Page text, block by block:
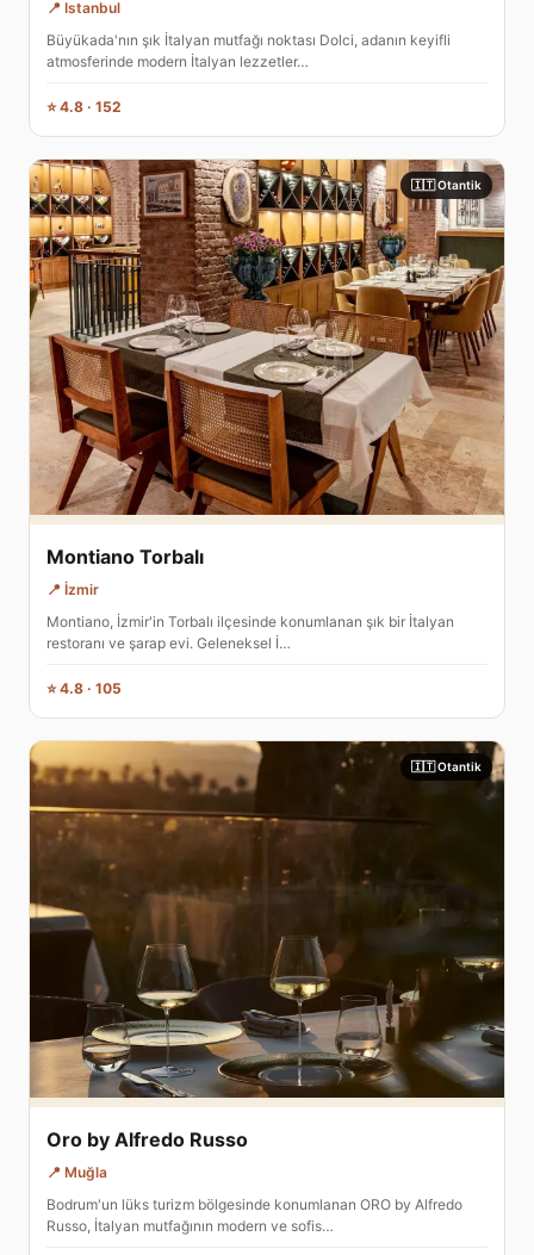
📍 Istanbul
Büyükada'nın şık İtalyan mutfağı noktası Dolci, adanın keyifli
atmosferinde modern İtalyan lezzetler…
⭐ 4.8 · 152
🇮🇹 Otantik
Montiano Torbalı
📍 İzmir
Montiano, İzmir'in Torbalı ilçesinde konumlanan şık bir İtalyan
restoranı ve şarap evi. Geleneksel İ…
⭐ 4.8 · 105
🇮🇹 Otantik
Oro by Alfredo Russo
📍 Muğla
Bodrum'un lüks turizm bölgesinde konumlanan ORO by Alfredo
Russo, İtalyan mutfağının modern ve sofis…